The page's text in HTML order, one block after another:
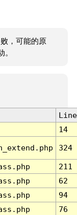
，可能的原
Line
14
324
211
62
94
76